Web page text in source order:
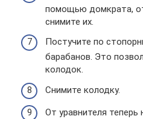
помощью домкрата,
снимите их.
Постучите по
барабанов. Это
колодок.
Снимите колодку.
От уравнителя